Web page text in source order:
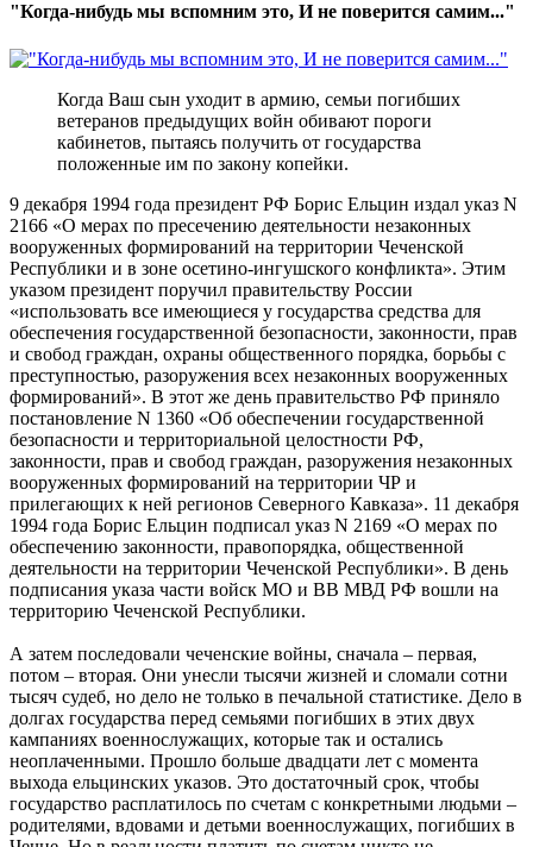
"Когда-нибудь мы вспомним это, И не поверится самим..."
Когда Ваш сын уходит в армию, семьи погибших
ветеранов предыдущих войн обивают пороги
кабинетов, пытаясь получить от государства
положенные им по закону копейки.
9 декабря 1994 года президент РФ Борис Ельцин издал указ N
2166 «О мерах по пресечению деятельности незаконных
вооруженных формирований на территории Чеченской
Республики и в зоне осетино-ингушского конфликта». Этим
указом президент поручил правительству России
«использовать все имеющиеся у государства средства для
обеспечения государственной безопасности, законности, прав
и свобод граждан, охраны общественного порядка, борьбы с
преступностью, разоружения всех незаконных вооруженных
формирований». В этот же день правительство РФ приняло
постановление N 1360 «Об обеспечении государственной
безопасности и территориальной целостности РФ,
законности, прав и свобод граждан, разоружения незаконных
вооруженных формирований на территории ЧР и
прилегающих к ней регионов Северного Кавказа». 11 декабря
1994 года Борис Ельцин подписал указ N 2169 «О мерах по
обеспечению законности, правопорядка, общественной
деятельности на территории Чеченской Республики». В день
подписания указа части войск МО и ВВ МВД РФ вошли на
территорию Чеченской Республики.
А затем последовали чеченские войны, сначала – первая,
потом – вторая. Они унесли тысячи жизней и сломали сотни
тысяч судеб, но дело не только в печальной статистике. Дело в
долгах государства перед семьями погибших в этих двух
кампаниях военнослужащих, которые так и остались
неоплаченными. Прошло больше двадцати лет с момента
выхода ельцинских указов. Это достаточный срок, чтобы
государство расплатилось по счетам с конкретными людьми –
родителями, вдовами и детьми военнослужащих, погибших в